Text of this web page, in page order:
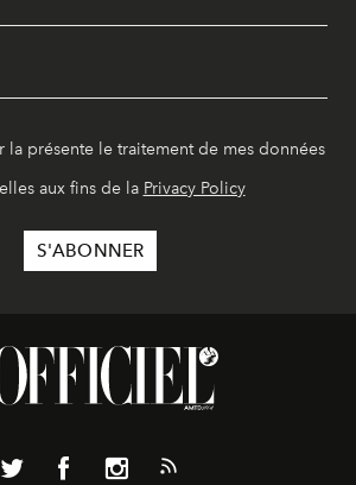
la présente le traitement de mes données
aux fins de la Privacy Policy